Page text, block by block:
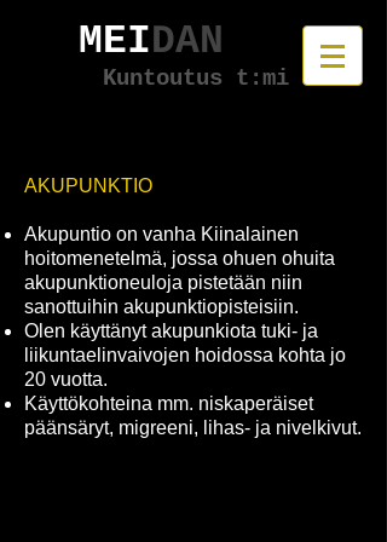
MEIDAN
Kuntoutus t:mi
AKUPUNKTIO
Akupuntio on vanha Kiinalainen
hoitomenetelmä, jossa ohuen ohuita
akupunktioneuloja pistetään niin
sanottuihin akupunktiopisteisiin.
Olen käyttänyt akupunkiota tuki- ja
liikuntaelinvaivojen hoidossa kohta jo
20 vuotta.
Käyttökohteina mm. niskaperäiset
päänsäryt, migreeni, lihas- ja nivelkivut.